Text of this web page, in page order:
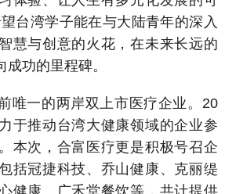
台湾学子能在与大陆青年的深入
慧与创意的火花，在未来长远的
功的里程碑。
一的两岸双上市医疗企业。20
于推动台湾大健康领域的企业参
本次，合富医疗更是积极号召企
括冠捷科技、乔山健康、克丽缇
健康、广禾堂餐饮等，共计提供